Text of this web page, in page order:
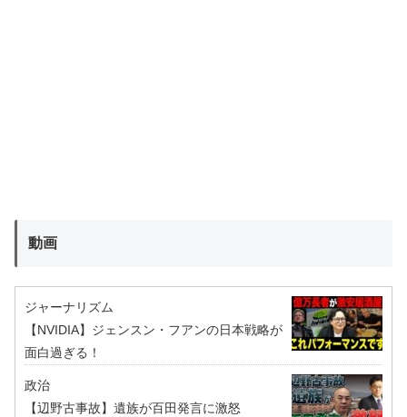
動画
ジャーナリズム
【NVIDIA】ジェンスン・フアンの日本戦略が
面白過ぎる！
政治
【辺野古事故】遺族が百田発言に激怒